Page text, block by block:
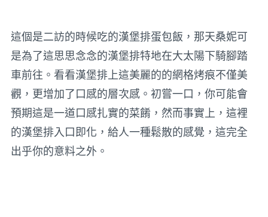
這個是二訪的時候吃的漢堡排蛋包飯，那天桑妮可
是為了這思思念念的漢堡排特地在大太陽下騎腳踏
車前往。看看漢堡排上這美麗的的網格烤痕不僅美
觀，更增加了口感的層次感。初嘗一口，你可能會
預期這是一道口感扎實的菜餚，然而事實上，這裡
的漢堡排入口即化，給人一種鬆散的感覺，這完全
出乎你的意料之外。